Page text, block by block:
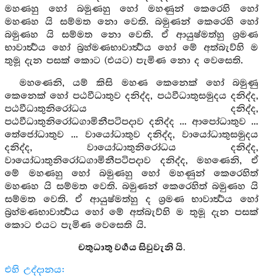
මහණහු හෝ බමුණහු හෝ මහණුන් කෙරෙහි හෝ
මහණහ යි සම්මත නො වෙති. බමුණන් කෙරෙහි හෝ
බමුණහ යි සම්මත නො වෙති. ඒ ආයුෂ්මත්හු ශ්‍රමණ
භාවාර්‍ත්‍ථය හෝ බ්‍රහ්මණභාවාර්‍ත්‍ථය හෝ මේ අත්බැව්හි ම
තුමූ දැන පසක් කොට (එයට) පැමිණ නො ද වෙසෙති.
මහණෙනි, යම් කිසි මහණ කෙනෙක් හෝ බමුණු
කෙනෙක් හෝ පඨවීධාතුව දනිද්ද, පඨවීධාතුසමුදය දනිද්ද,
පඨවීධාතුනිරෝධය දනිද්ද,
පඨවීධාතුනිරෝධගාමිනීපටිපදාව දනිද්ද ... ආපෝධාතුව ...
තේජෝධාතුව ... වායෝධාතුව දනිද්ද, වායෝධාතුසමුදය
දනිද්ද, වායෝධාතුනිරෝධය දනිද්ද,
වායෝධාතුනිරෝධගාමිනීපටිපදාව දනිද්ද, මහණෙනි, ඒ
මේ මහණහු හෝ බමුණහු හෝ මහණුන් කෙරෙහිත්
මහණහ යි සම්මත වෙති. බමුණන් කෙරෙහිත් බමුණහ යි
සම්මත වෙති. ඒ ආයුෂ්මත්හු ද ශ්‍රමණ භාවාර්‍ත්‍ථය හෝ
බ්‍රහ්මණභාවාර්‍ත්‍ථය හෝ මේ අත්බැව්හි ම තුමූ දැන පසක්
කොට එයට පැමිණ වෙසෙති යි.
චතුධාතු වර්‍ගය සිවුවැනි යි.
එහි උද්දානය: